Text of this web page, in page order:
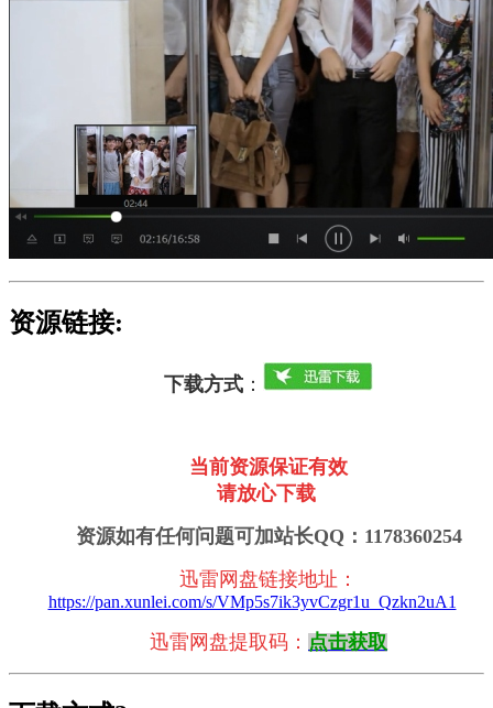
资源链接:
下载方式 ：
当前资源保证有效
请放心下载
资源如有任何问题可加站长QQ：1178360254
迅雷网盘链接地址 ：
https://pan.xunlei.com/s/VMp5s7ik3yvCzgr1u_Qzkn2uA1
迅雷 网盘提取码： 点击获取